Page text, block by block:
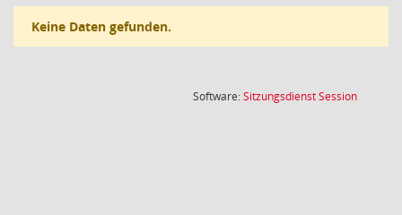
Keine Daten gefunden.
Software:SitzungsdienstSession(Wird in